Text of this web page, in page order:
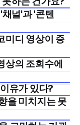
널'과 '콘텐
미디 영상이 증
상의 조회수에
유가 있다?
을 미치지는 못